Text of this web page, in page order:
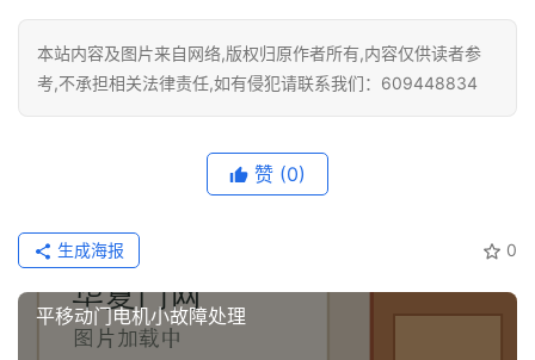
装
联
系
本站内容及图片来自网络,版权归原作者所有,内容仅供读者参
考,不承担相关法律责任,如有侵犯请联系我们：609448834
赞 (0)
0
生成海报
平移动门电机小故障处理